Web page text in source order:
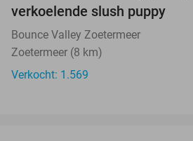
verkoelende slush puppy
Bounce Valley Zoetermeer
Zoetermeer (8 km)
Verkocht: 1.569